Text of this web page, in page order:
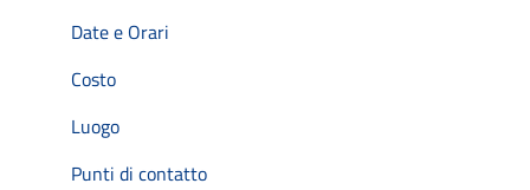
Date e Orari
Costo
Luogo
Punti di contatto